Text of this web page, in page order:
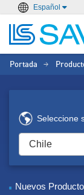
Español
Portada >
Seleccione
Nuevos